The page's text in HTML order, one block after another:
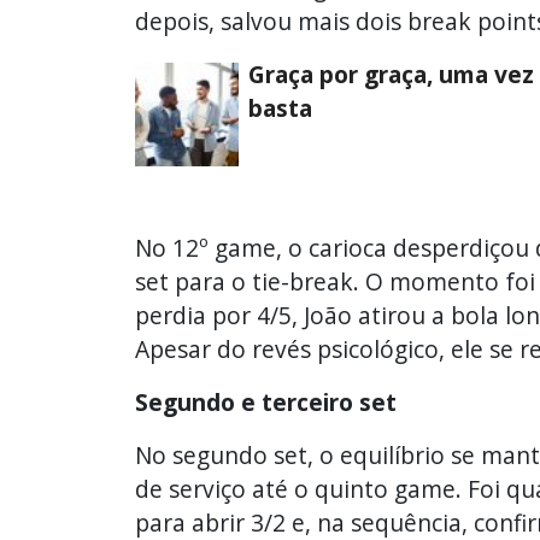
depois, salvou mais dois break
Graça por graça, uma vez
basta
No 12º game, o carioca
set para o tie-break. O momento
perdia por 4/5, João atirou a bola
Apesar do revés psicológico, ele se
Segundo e terceiro set
No segundo set, o equilíbrio se
de serviço até o quinto game. Foi
para abrir 3/2 e, na sequência,